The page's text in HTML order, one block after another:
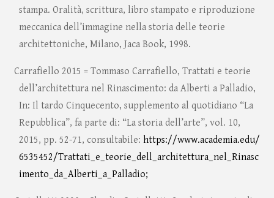
stampa. Oralità, scrittura, libro stampato e riproduzione
meccanica dell’immagine nella storia delle teorie
architettoniche, Milano, Jaca Book, 1998.
Carrafiello 2015 = Tommaso Carrafiello, Trattati e teorie
dell’architettura nel Rinascimento: da Alberti a Palladio,
In: Il tardo Cinquecento, supplemento al quotidiano “La
Repubblica”, fa parte di: “La storia dell’arte”, vol. 10,
2015, pp. 52-71, consultabile: https://www.academia.edu/
6535452/Trattati_e_teorie_dell_architettura_nel_Rinasc
imento_da_Alberti_a_Palladio;